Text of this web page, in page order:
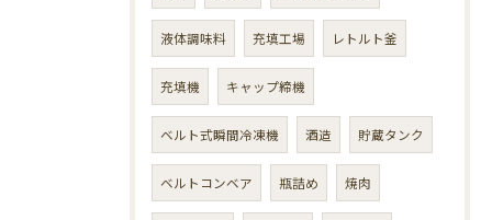
液体調味料 充填工場 レトルト釜
充填機 キャップ締機
ベルト式瞬間冷凍機 酒造 貯蔵タンク
ベルトコンベア 瓶詰め 焼肉